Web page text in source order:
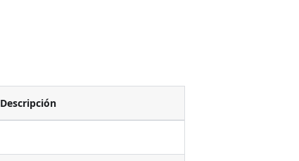
Descripción